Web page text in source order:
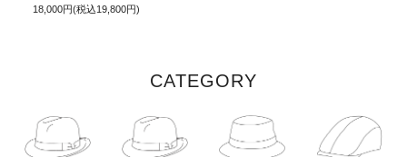
18,000円(税込19,800円)
CATEGORY